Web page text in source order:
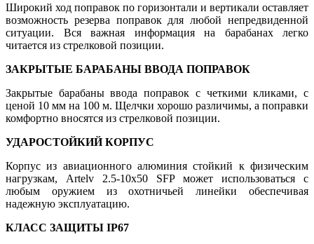
Широкий ход поправок по горизонтали и вертикали оставляет
возможность резерва поправок для любой непредвиденной
ситуации. Вся важная информация на барабанах легко
читается из стрелковой позиции.
ЗАКРЫТЫЕ БАРАБАНЫ ВВОДА ПОПРАВОК
Закрытые барабаны ввода поправок с четкими кликами, с
ценой 10 мм на 100 м. Щелчки хорошо различимы, а поправки
комфортно вносятся из стрелковой позиции.
УДАРОСТОЙКИЙ КОРПУС
Корпус из авиационного алюминия стойкий к физическим
нагрузкам, Artelv 2.5-10x50 SFP может использоваться с
любым оружием из охотничьей линейки обеспечивая
надежную эксплуатацию.
КЛАСС ЗАЩИТЫ IP67